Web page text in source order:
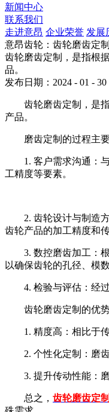
新闻中心
联系我们
走进意昂 企业荣誉 发展
意昂齿轮：齿轮磨齿定
齿轮磨齿定制，是指根
品。
发布日期：2024 - 01 - 30
齿轮磨齿定制，是
产品。
磨齿定制的过程主
1. 客户需求沟通：
工精度等要素。
2. 齿轮设计与制造
齿轮产品的加工精度和传
3. 数控磨齿加工：
以确保齿轮的孔径、模
4. 检验与评估：经
齿轮磨齿定制的优
1. 精度高：相比于
2. 个性化定制：磨
3. 提升传动性能：
总之， 齿轮磨齿定制